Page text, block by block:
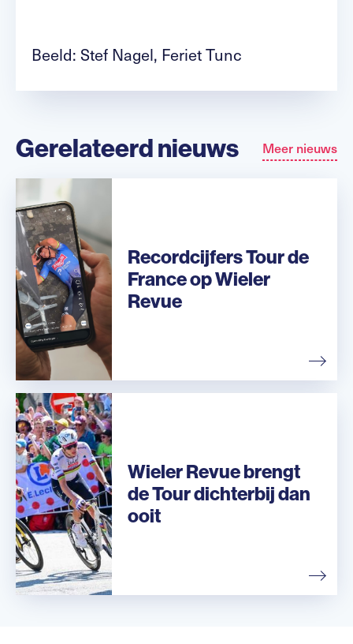
Beeld: Stef Nagel, Feriet Tunc
Gerelateerd nieuws Meer nieuws
Recordcijfers Tour de
France op Wieler
Revue
Wieler Revue brengt
de Tour dichterbij dan
ooit